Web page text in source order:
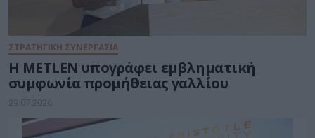
ΣΤΡΑΤΗΓΙΚΗ ΣΥΝΕΡΓΑΣΙΑ
Η METLEN υπογράφει εμβληματική
συμφωνία προμήθειας γαλλίου
29.07.2026